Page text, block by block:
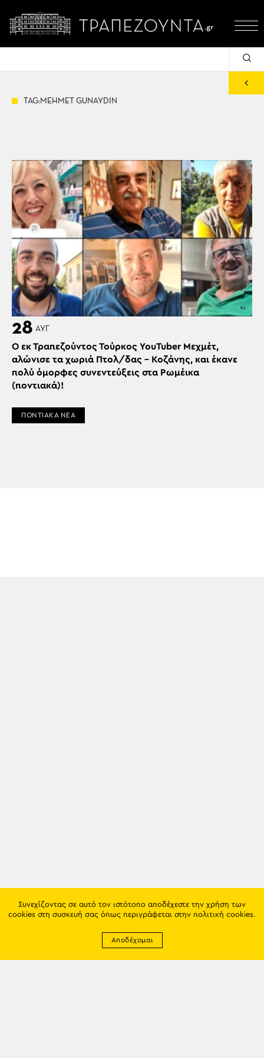
TAG:MEHMET GUNAYDIN
28 ΑΥΓ
Ο εκ Τραπεζούντος Τούρκος YouTuber Μεχμέτ,
αλώνισε τα χωριά Πτολ/δας – Κοζάνης, και έκανε
πολύ όμορφες συνεντεύξεις στα Ρωμέικα
(ποντιακά)!
ΠΟΝΤΙΑΚΑ ΝΕΑ
Συνεχίζοντας σε αυτό τον ιστότοπο αποδέχεστε την χρήση των
cookies στη συσκευή σας όπως περιγράφεται στην πολιτική cookies.
Αποδέχομαι